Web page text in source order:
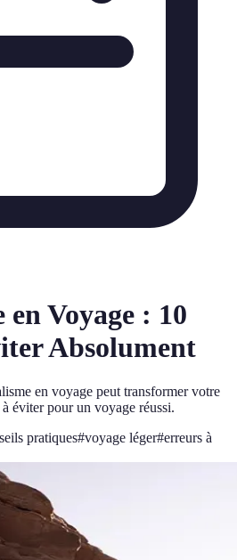
Voyage : 10
Absolument
en voyage peut transformer votre
éviter pour un voyage réussi.
pratiques#voyage léger#erreurs à